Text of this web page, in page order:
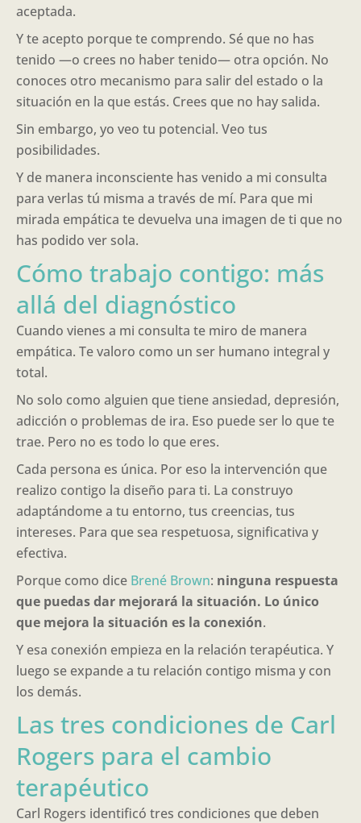
aceptada.
Y te acepto porque te comprendo. Sé que no has
tenido —o crees no haber tenido— otra opción. No
conoces otro mecanismo para salir del estado o la
situación en la que estás. Crees que no hay salida.
Sin embargo, yo veo tu potencial. Veo tus
posibilidades.
Y de manera inconsciente has venido a mi consulta
para verlas tú misma a través de mí. Para que mi
mirada empática te devuelva una imagen de ti que no
has podido ver sola.
Cómo trabajo contigo: más
allá del diagnóstico
Cuando vienes a mi consulta te miro de manera
empática. Te valoro como un ser humano integral y
total.
No solo como alguien que tiene ansiedad, depresión,
adicción o problemas de ira. Eso puede ser lo que te
trae. Pero no es todo lo que eres.
Cada persona es única. Por eso la intervención que
realizo contigo la diseño para ti. La construyo
adaptándome a tu entorno, tus creencias, tus
intereses. Para que sea respetuosa, significativa y
efectiva.
Porque como dice Brené Brown: ninguna respuesta
que puedas dar mejorará la situación. Lo único
que mejora la situación es la conexión.
Y esa conexión empieza en la relación terapéutica. Y
luego se expande a tu relación contigo misma y con
los demás.
Las tres condiciones de Carl
Rogers para el cambio
terapéutico
Carl Rogers identificó tres condiciones que deben